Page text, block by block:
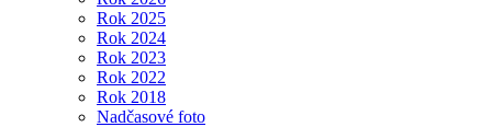
Rok 2025
Rok 2024
Rok 2023
Rok 2022
Rok 2018
Nadčasové foto